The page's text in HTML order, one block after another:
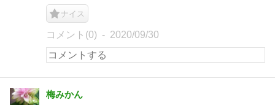
ナイス
コメント(0) 2020/09/30
梅みかん